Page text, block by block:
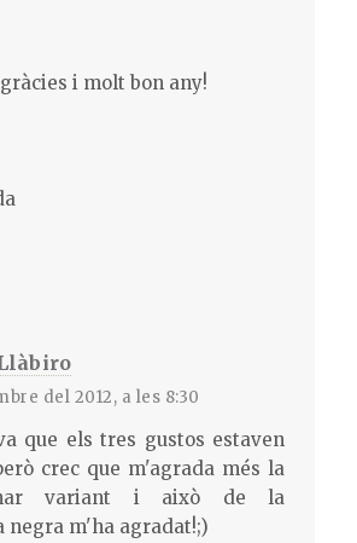
i molt bon any!
del 2012, a les 8:30
que els tres gustos estaven
crec que m'agrada més la
variant i això de la
negra m'ha agradat!;)